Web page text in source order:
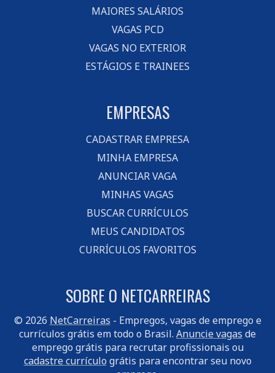
MAIORES SALÁRIOS
VAGAS PCD
VAGAS NO EXTERIOR
ESTÁGIOS E TRAINEES
EMPRESAS
CADASTRAR EMPRESA
MINHA EMPRESA
ANUNCIAR VAGA
MINHAS VAGAS
BUSCAR CURRÍCULOS
MEUS CANDIDATOS
CURRÍCULOS FAVORITOS
SOBRE O NETCARREIRAS
© 2026 NetCarreiras - Empregos, vagas de emprego e
currículos grátis em todo o Brasil. Anuncie vagas de
emprego grátis para recrutar profissionais ou
cadastre currículo grátis para encontrar seu novo